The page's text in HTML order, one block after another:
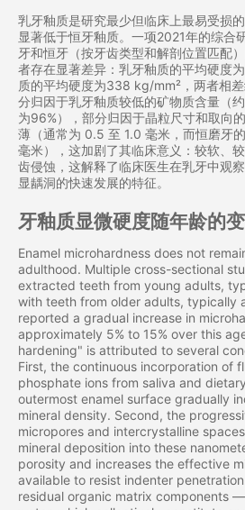
乳牙釉质是研究最少但临床上最易受损
显著低于恒牙釉质。一项2021年的综合
牙和恒牙（按牙齿类型和解剖位置匹配
者存在显著差异：乳牙釉质的平均硬度
质的平均硬度为338 kg/mm²，两者相
分归因于乳牙釉质较低的矿物质含量（
为96%），部分归因于晶粒尺寸和取向
薄（通常为 0.5 至 1.0 毫米，而恒磨牙
毫米），这加剧了其临床意义：较软、
齿侵蚀，这解释了临床医生在乳牙中观
显龋洞的快速发展的特征。
牙釉质显微硬度随年龄的
Enamel microhardness does not
adulthood. Multiple cross-sectional
extracted teeth from young adults,
with teeth from older adults, typically
reported a gradual increase in
approximately 5% to 15% over this
hardening" is attributed to several
First, the continuous incorporation of
phosphate ions from saliva and
outermost enamel surface gradually
mineral density. Second, the
micropores and intercrystalline
mineral deposition into these
porosity and increases the effective
available to resist indenter
residual organic matrix components